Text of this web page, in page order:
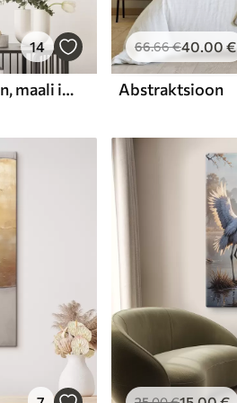
14
Abstraktne kompositsioon, maali imitatsioon
66.66€40.00€
Abstraktsioon